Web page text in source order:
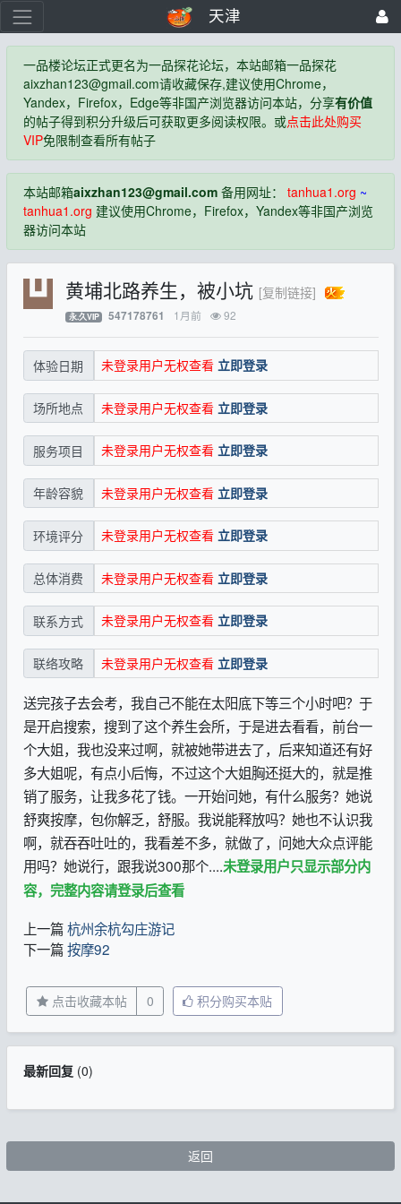
天津
一品楼论坛正式更名为一品探花论坛，本站邮箱一品探花
aixzhan123@gmail.com请收藏保存,建议使用Chrome，
Yandex，Firefox，Edge等非国产浏览器访问本站，分享有价值
的帖子得到积分升级后可获取更多阅读权限。或点击此处购买
VIP免限制查看所有帖子
本站邮箱aixzhan123@gmail.com备用网址： tanhua1.org ~
tanhua1.org 建议使用Chrome，Firefox，Yandex等非国产浏览
器访问本站
黄埔北路养生，被小坑 [复制链接]
永.久VIP 547178761 1月前 92
体验日期 未登录用户无权查看 立即登录
场所地点 未登录用户无权查看 立即登录
服务项目 未登录用户无权查看 立即登录
年龄容貌 未登录用户无权查看 立即登录
环境评分 未登录用户无权查看 立即登录
总体消费 未登录用户无权查看 立即登录
联系方式 未登录用户无权查看 立即登录
联络攻略 未登录用户无权查看 立即登录
送完孩子去会考，我自己不能在太阳底下等三个小时吧？于
是开启搜索，搜到了这个养生会所，于是进去看看，前台一
个大姐，我也没来过啊，就被她带进去了，后来知道还有好
多大姐呢，有点小后悔，不过这个大姐胸还挺大的，就是推
销了服务，让我多花了钱。一开始问她，有什么服务？她说
舒爽按摩，包你解乏，舒服。我说能释放吗？她也不认识我
啊，就吞吞吐吐的，我看差不多，就做了，问她大众点评能
用吗？她说行，跟我说300那个....未登录用户只显示部分内
容，完整内容请登录后查看
上一篇 杭州余杭勾庄游记
下一篇 按摩92
点击收藏本帖 0 积分购买本贴
最新回复(0)
返回